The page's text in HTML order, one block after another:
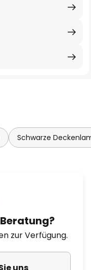
Schwarze
zur Verfügung.